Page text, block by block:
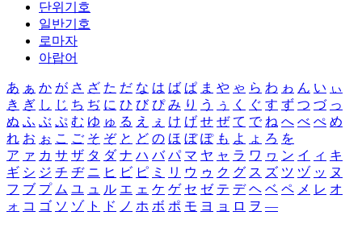
단위기호
일반기호
로마자
아랍어
あ ぁ か が さ ざ た だ な は ば ぱ ま や ゃ ら わ ゎ ん い ぃ
き ぎ し じ ち ぢ に ひ び ぴ み り う ぅ く ぐ す ず つ づ っ
ぬ ふ ぶ ぷ む ゆ ゅ る え ぇ け げ せ ぜ て で ね へ べ ぺ め
れ お ぉ こ ご そ ぞ と ど の ほ ぼ ぽ も よ ょ ろ を
ア ァ カ サ ザ タ ダ ナ ハ バ パ マ ヤ ャ ラ ワ ヮ ン イ ィ キ
ギ シ ジ チ ヂ ニ ヒ ビ ピ ミ リ ウ ゥ ク グ ス ズ ツ ヅ ッ ヌ
フ ブ プ ム ユ ュ ル エ ェ ケ ゲ セ ゼ テ デ ヘ ベ ペ メ レ オ
ォ コ ゴ ソ ゾ ト ド ノ ホ ボ ポ モ ヨ ョ ロ ヲ ―